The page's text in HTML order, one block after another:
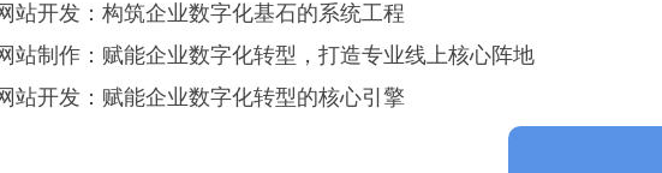
打造数字时代新名片?
站开发：构筑企业数字化基石的系统工程
站制作：赋能企业数字化转型，打造专业线上核心阵地
站开发：赋能企业数字化转型的核心引擎